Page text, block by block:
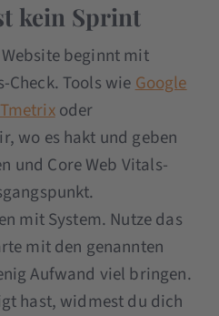
kein Sprint
beginnt mit
Check. Tools wieGoogle
oder
wo es hakt und geben
und Core Web Vitals-
mit System. Nutze das
mit den genannten
Aufwand viel bringen.
hast, widmest du dich